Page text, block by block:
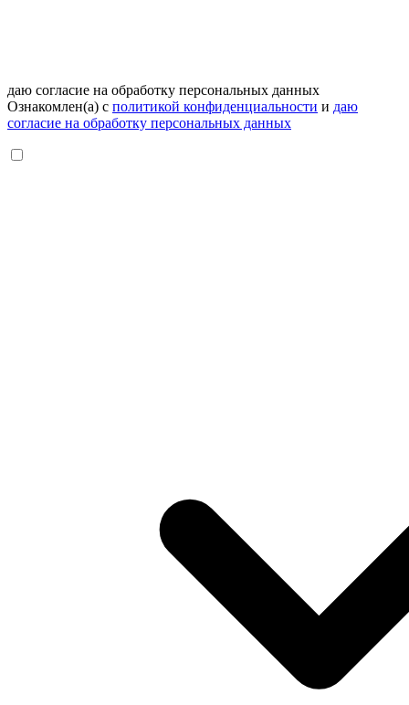
даю согласие на обработку персональных данных
Ознакомлен(а) с политикой конфиденциальности и даю
согласие на обработку персональных данных